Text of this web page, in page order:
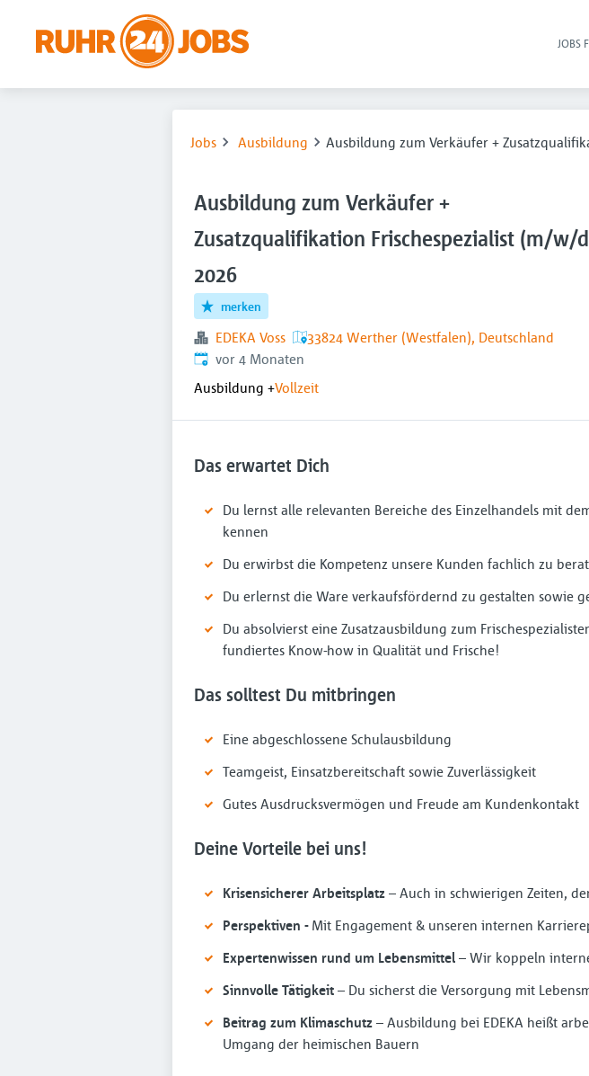
JOBS
Jobs Ausbildung Ausbildung zum Verkäufer +
Ausbildung zum Verkäufer +
Zusatzqualifikation Frischespezialist (m/w/
2026
merken
EDEKA Voss
33824 Werther (Westfalen), Deutschland
Veröffentlicht:
vor 4 Monaten
Ausbildung +Vollzeit
Das erwartet Dich
Du lernst alle relevanten Bereiche des Einzelhandels mit
kennen
Du erwirbst die Kompetenz unsere Kunden fachlich zu
Du erlernst die Ware verkaufsfördernd zu gestalten sowie
Du absolvierst eine Zusatzausbildung zum
fundiertes Know-how in Qualität und Frische!
Das solltest Du mitbringen
Eine abgeschlossene Schulausbildung
Teamgeist, Einsatzbereitschaft sowie Zuverlässigkeit
Gutes Ausdrucksvermögen und Freude am Kundenkontakt
Deine Vorteile bei uns!
Krisensicherer Arbeitsplatz – Auch in schwierigen Zeiten,
Perspektiven -Mit Engagement & unseren internen
Expertenwissen rund um Lebensmittel – Wir koppeln
Sinnvolle Tätigkeit – Du sicherst die Versorgung mit
Beitrag zum Klimaschutz – Ausbildung bei EDEKA heißt
Umgang der heimischen Bauern